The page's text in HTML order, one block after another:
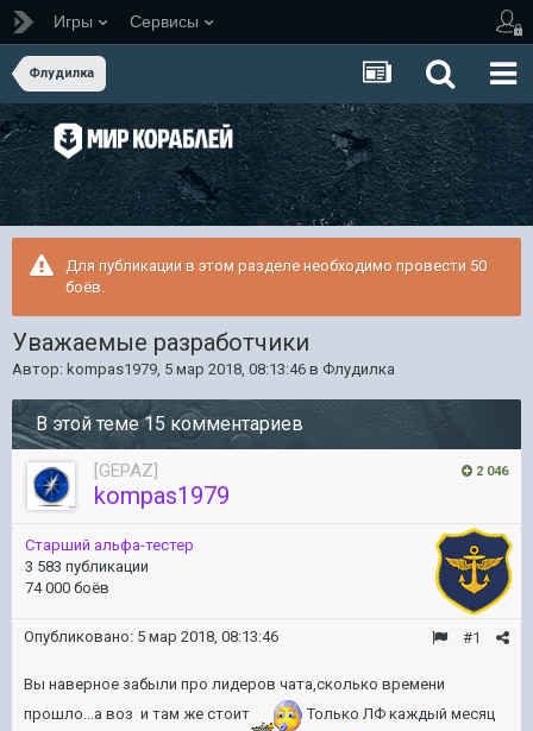
Игры Сервисы
Флудилка
Для публикации в этом разделе необходимо провести 50
боёв.
Уважаемые разработчики
Автор: kompas1979, 5 мар 2018, 08:13:46 в Флудилка
В этой теме 15 комментариев
2 046
[GEPAZ]
kompas1979
Старший альфа-тестер
3 583 публикации
74 000 боёв
#1
Опубликовано: 5 мар 2018, 08:13:46
Вы наверное забыли про лидеров чата,сколько времени
прошло...а воз и там же стоит
Только ЛФ каждый месяц